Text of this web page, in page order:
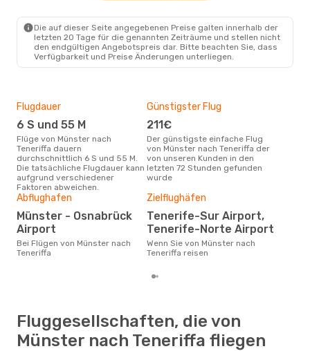
Die auf dieser Seite angegebenen Preise galten innerhalb der
letzten 20 Tage für die genannten Zeiträume und stellen nicht
den endgültigen Angebotspreis dar. Bitte beachten Sie, dass
Verfügbarkeit und Preise Änderungen unterliegen.
Flugdauer
6 S und 55 M
Flüge von Münster nach
Teneriffa dauern
durchschnittlich 6 S und 55 M.
Die tatsächliche Flugdauer kann
aufgrund verschiedener
Faktoren abweichen.
Günstigster Flug
211€
Der günstigste einfache Flug
von Münster nach Teneriffa der
von unseren Kunden in den
letzten 72 Stunden gefunden
wurde
Abflughafen
Münster - Osnabrück
Airport
Bei Flügen von Münster nach
Teneriffa
Zielflughäfen
Tenerife-Sur Airport,
Tenerife-Norte Airport
Wenn Sie von Münster nach
Teneriffa reisen
Fluggesellschaften, die von
Münster nach Teneriffa fliegen